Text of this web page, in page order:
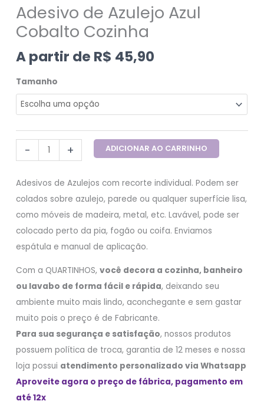
Adesivo de Azulejo Azul
Cobalto Cozinha
A partir de R$ 45,90
Tamanho
- + ADICIONAR AO CARRINHO
Adesivos de Azulejos com recorte individual. Podem ser
colados sobre azulejo, parede ou qualquer superfície lisa,
como móveis de madeira, metal, etc. Lavável, pode ser
colocado perto da pia, fogão ou coifa. Enviamos
espátula e manual de aplicação.
Com a QUARTINHOS,você decora a cozinha, banheiro
ou lavabo de forma fácil e rápida, deixando seu
ambiente muito mais lindo, aconchegante e sem gastar
muito pois o preço é de Fabricante.
Para sua segurança e satisfação, nossos produtos
possuem política de troca, garantia de 12 meses e nossa
loja possui atendimento personalizado via Whatsapp
Aproveite agora o preço de fábrica, pagamento em
até 12x